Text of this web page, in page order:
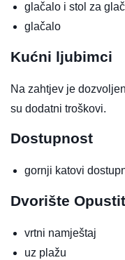
glačalo i stol za
glačalo
Kućni ljubimci
Na zahtjev je
su dodatni troškovi.
Dostupnost
gornji katovi
Dvorište
vrtni namještaj
uz plažu